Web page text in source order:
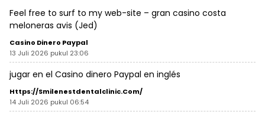
Feel free to surf to my web-site – gran casino costa
meloneras avis (Jed)
Casino Dinero Paypal
13 Juli 2026 pukul 23:06
jugar en el Casino dinero Paypal en inglés
Https://Smilenestdentalclinic.Com/
14 Juli 2026 pukul 06:54